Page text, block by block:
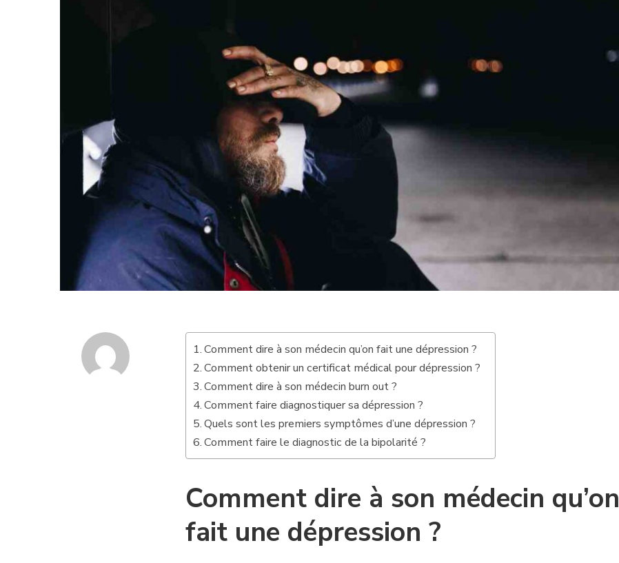
Comment dire à son médecin qu’on fait une dépression ?
Comment obtenir un certificat médical pour dépression ?
Comment dire à son médecin burn out ?
Comment faire diagnostiquer sa dépression ?
Quels sont les premiers symptômes d’une dépression ?
Comment faire le diagnostic de la bipolarité ?
Comment dire à son médecin qu’on
fait une dépression ?